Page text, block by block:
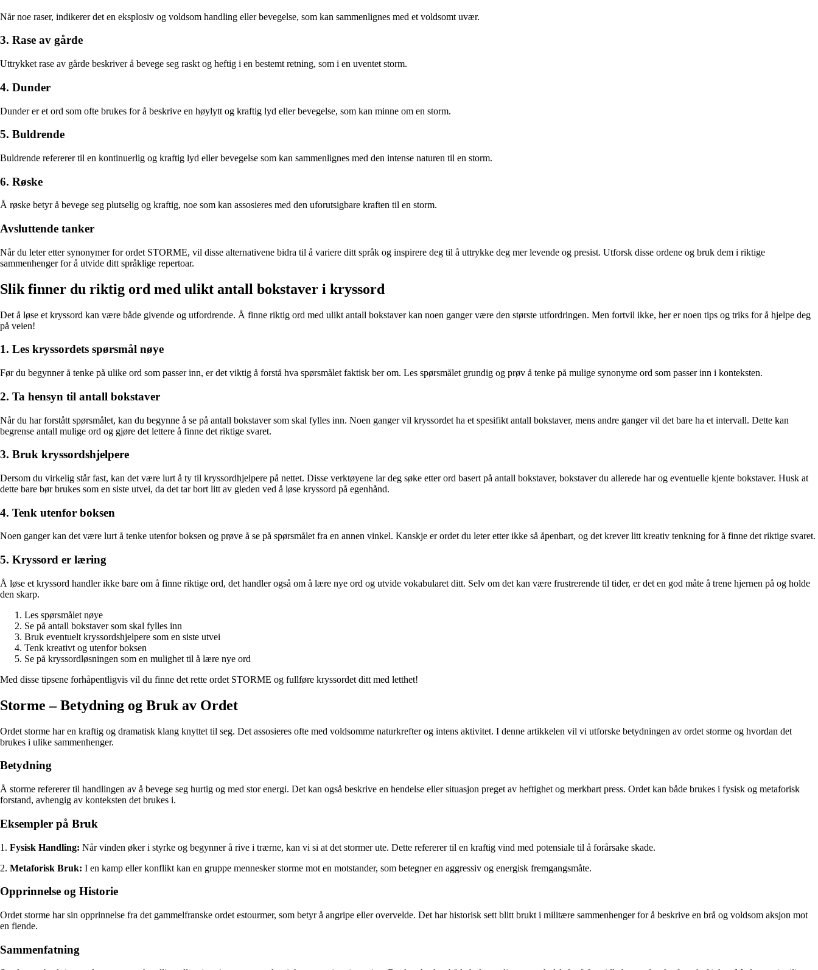
Når noe raser, indikerer det en eksplosiv og voldsom handling eller bevegelse, som kan sammenlignes med et voldsomt uvær.
3. Rase av gårde
Uttrykket rase av gårde beskriver å bevege seg raskt og heftig i en bestemt retning, som i en uventet storm.
4. Dunder
Dunder er et ord som ofte brukes for å beskrive en høylytt og kraftig lyd eller bevegelse, som kan minne om en storm.
5. Buldrende
Buldrende refererer til en kontinuerlig og kraftig lyd eller bevegelse som kan sammenlignes med den intense naturen til en storm.
6. Røske
Å røske betyr å bevege seg plutselig og kraftig, noe som kan assosieres med den uforutsigbare kraften til en storm.
Avsluttende tanker
Når du leter etter synonymer for ordet STORME, vil disse alternativene bidra til å variere ditt språk og inspirere deg til å uttrykke deg mer levende og presist. Utforsk disse ordene og bruk dem i riktige
sammenhenger for å utvide ditt språklige repertoar.
Slik finner du riktig ord med ulikt antall bokstaver i kryssord
Det å løse et kryssord kan være både givende og utfordrende. Å finne riktig ord med ulikt antall bokstaver kan noen ganger være den største utfordringen. Men fortvil ikke, her er noen tips og triks for å hjelpe deg
på veien!
1. Les kryssordets spørsmål nøye
Før du begynner å tenke på ulike ord som passer inn, er det viktig å forstå hva spørsmålet faktisk ber om. Les spørsmålet grundig og prøv å tenke på mulige synonyme ord som passer inn i konteksten.
2. Ta hensyn til antall bokstaver
Når du har forstått spørsmålet, kan du begynne å se på antall bokstaver som skal fylles inn. Noen ganger vil kryssordet ha et spesifikt antall bokstaver, mens andre ganger vil det bare ha et intervall. Dette kan
begrense antall mulige ord og gjøre det lettere å finne det riktige svaret.
3. Bruk kryssordshjelpere
Dersom du virkelig står fast, kan det være lurt å ty til kryssordhjelpere på nettet. Disse verktøyene lar deg søke etter ord basert på antall bokstaver, bokstaver du allerede har og eventuelle kjente bokstaver. Husk at
dette bare bør brukes som en siste utvei, da det tar bort litt av gleden ved å løse kryssord på egenhånd.
4. Tenk utenfor boksen
Noen ganger kan det være lurt å tenke utenfor boksen og prøve å se på spørsmålet fra en annen vinkel. Kanskje er ordet du leter etter ikke så åpenbart, og det krever litt kreativ tenkning for å finne det riktige svaret.
5. Kryssord er læring
Å løse et kryssord handler ikke bare om å finne riktige ord, det handler også om å lære nye ord og utvide vokabularet ditt. Selv om det kan være frustrerende til tider, er det en god måte å trene hjernen på og holde
den skarp.
Les spørsmålet nøye
Se på antall bokstaver som skal fylles inn
Bruk eventuelt kryssordshjelpere som en siste utvei
Tenk kreativt og utenfor boksen
Se på kryssordløsningen som en mulighet til å lære nye ord
Med disse tipsene forhåpentligvis vil du finne det rette ordet STORME og fullføre kryssordet ditt med letthet!
Storme – Betydning og Bruk av Ordet
Ordet storme har en kraftig og dramatisk klang knyttet til seg. Det assosieres ofte med voldsomme naturkrefter og intens aktivitet. I denne artikkelen vil vi utforske betydningen av ordet storme og hvordan det
brukes i ulike sammenhenger.
Betydning
Å storme refererer til handlingen av å bevege seg hurtig og med stor energi. Det kan også beskrive en hendelse eller situasjon preget av heftighet og merkbart press. Ordet kan både brukes i fysisk og metaforisk
forstand, avhengig av konteksten det brukes i.
Eksempler på Bruk
1. Fysisk Handling: Når vinden øker i styrke og begynner å rive i trærne, kan vi si at det stormer ute. Dette refererer til en kraftig vind med potensiale til å forårsake skade.
2. Metaforisk Bruk: I en kamp eller konflikt kan en gruppe mennesker storme mot en motstander, som betegner en aggressiv og energisk fremgangsmåte.
Opprinnelse og Historie
Ordet storme har sin opprinnelse fra det gammelfranske ordet estourmer, som betyr å angripe eller overvelde. Det har historisk sett blitt brukt i militære sammenhenger for å beskrive en brå og voldsom aksjon mot
en fiende.
Sammenfatning